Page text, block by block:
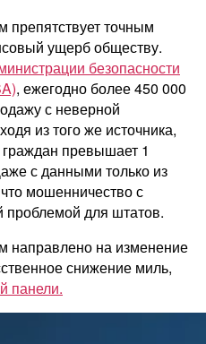
точным
ущерб обществу.
безопасности
, ежегодно более 450 000
с неверной
из того же источника,
превышает 1
с данными только из
мошенничество с
проблемой для штатов.
направлено на изменение
снижение миль,
панели.